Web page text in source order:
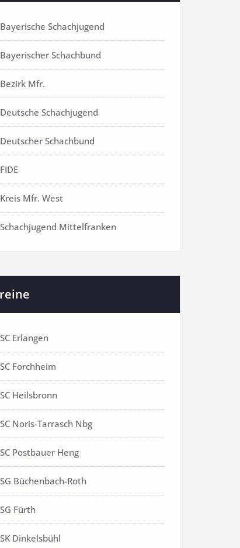
Bayerische Schachjugend
Bayerischer Schachbund
Bezirk Mfr.
Deutsche Schachjugend
Deutscher Schachbund
FIDE
Kreis Mfr. West
Schachjugend Mittelfranken
SC Erlangen
SC Forchheim
SC Heilsbronn
SC Noris-Tarrasch Nbg
SC Postbauer Heng
SG Büchenbach-Roth
SG Fürth
SK Dinkelsbühl